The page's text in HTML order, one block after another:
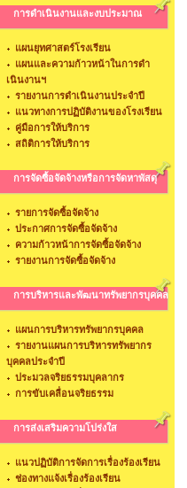
การดำเนินงานและงบประมาณ
แผนยุทศาสตร์โรงเรียน
แผนและความก้าวหน้าในการดำ
เนินงานฯ
รายงานการดำเนินงานประจำปี
แนวทางการปฏิบัติงานของโรงเรียน
คู่มือการให้บริการ
สถิติการให้บริการ
การจัดซื้อจัดจ้างหรือการจัดหาพัสดุ
รายการจัดซื้อจัดจ้าง
ประกาศการจัดซื้อจัดจ้าง
ความก้าวหน้าการจัดซื้อจัดจ้าง
รายงานการจัดซื้อจัดจ้าง
การบริหารและพัฒนาทรัพยากรบุคคล
แผนการบริหารทรัพยากรบุคคล
รายงานแผนการบริหารทรัพยากร
บุคคลประจำปี
ประมวลจริยธรรมบุคลากร
การขับเคลื่อนจริยธรรม
การส่งเสริมความโปร่งใส
แนวปฏิบัติการจัดการเรื่องร้องเรียน
ช่องทางแจ้งเรื่องร้องเรียน